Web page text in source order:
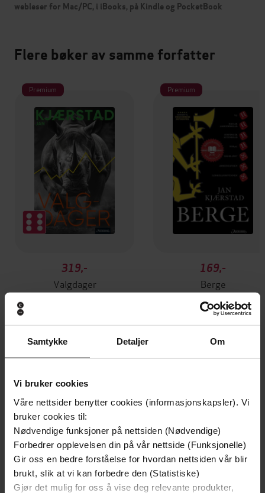
Samtykke Detaljer Om
Vi bruker cookies
Våre nettsider benytter cookies (informasjonskapsler). Vi
bruker cookies til:
Nødvendige funksjoner på nettsiden (Nødvendige)
Forbedrer opplevelsen din på vår nettside (Funksjonelle)
Gir oss en bedre forståelse for hvordan nettsiden vår blir
brukt, slik at vi kan forbedre den (Statistiske)
Gjør det mulig for oss å vise deg relevante produkter,
webleser for Mac/PC, i iBooks, på Kindle og PocketBook
Flere bøker av samme forfatter
Premium
319,-
Valgdager
Premium
169,-
Berge
EBOK
Premium
Boka bak TV-serien
Premium